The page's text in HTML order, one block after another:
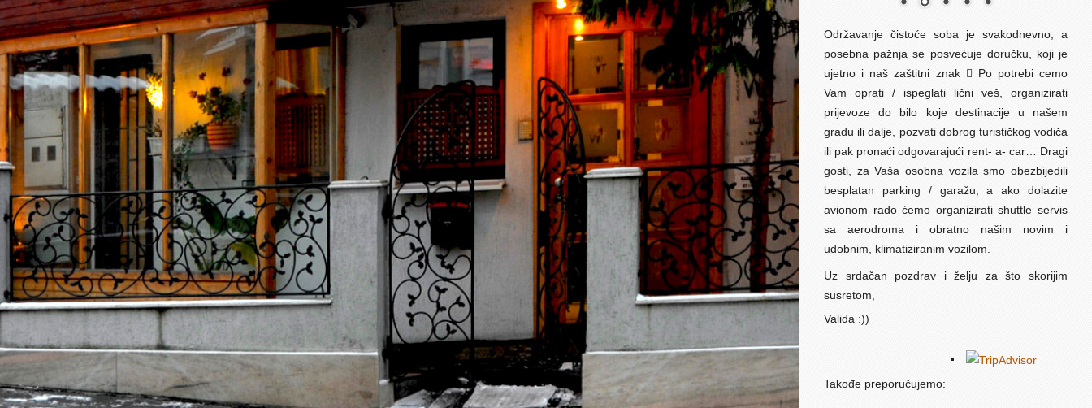
Održavanje čistoće soba je svakodnevno, a
posebna pažnja se posvećuje doručku, koji je
ujetno i naš zaštitni znak  Po potrebi cemo
Vam oprati / ispeglati lični veš, organizirati
prijevoze do bilo koje destinacije u našem
gradu ili dalje, pozvati dobrog turističkog vodiča
ili pak pronaći odgovarajući rent- a- car… Dragi
gosti, za Vaša osobna vozila smo obezbijedili
besplatan parking / garažu, a ako dolazite
avionom rado ćemo organizirati shuttle servis
sa aerodroma i obratno našim novim i
udobnim, klimatiziranim vozilom.
Uz srdačan pozdrav i želju za što skorijim
susretom,
Valida :))
Takođe preporučujemo: